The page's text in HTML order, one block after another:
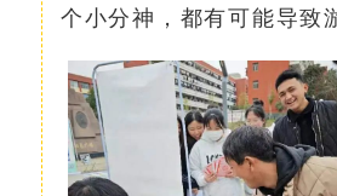
个小分神，都有可能导致